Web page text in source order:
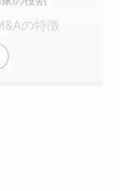
の特徴